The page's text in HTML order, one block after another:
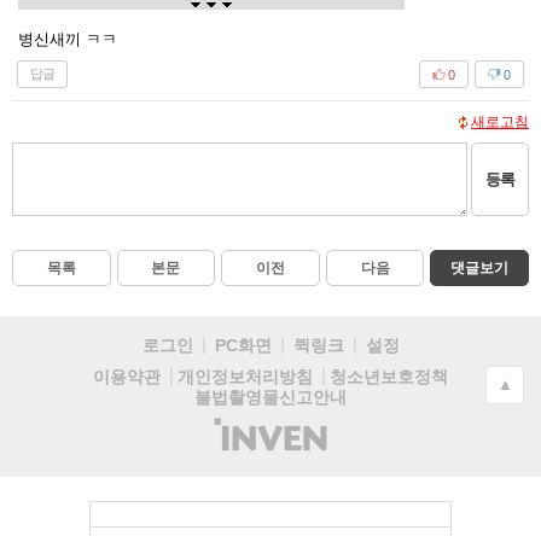
병신새끼 ㅋㅋ
답글 0
0
새로고침
등록
목록 본문 이전 다음 댓글보기
로그인 PC화면 퀵링크
설정
이용약관
개인정보처리방침
청소년보호정책
불법촬영물신고안내
(주)
인
▲